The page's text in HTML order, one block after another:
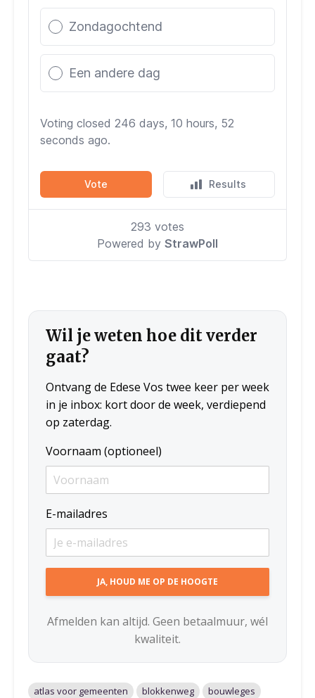
Wil je weten hoe dit verder
gaat?
Ontvang de Edese Vos twee keer per week
in je inbox: kort door de week, verdiepend
op zaterdag.
Voornaam (optioneel)
E-mailadres
Afmelden kan altijd. Geen betaalmuur, wél
kwaliteit.
atlas voor gemeenten blokkenweg
bouwleges